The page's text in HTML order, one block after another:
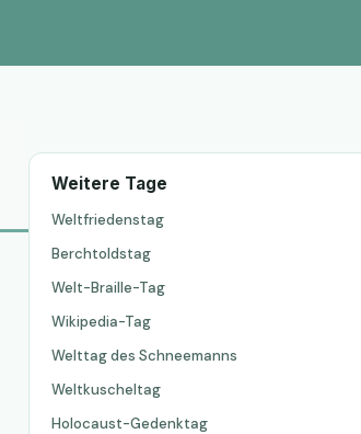
Weitere Tage
Weltfriedenstag
Berchtoldstag
Welt-Braille-Tag
Wikipedia-Tag
Welttag des Schneemanns
Weltkuscheltag
Holocaust-Gedenktag